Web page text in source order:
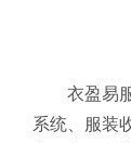
衣盈易
系统、服装